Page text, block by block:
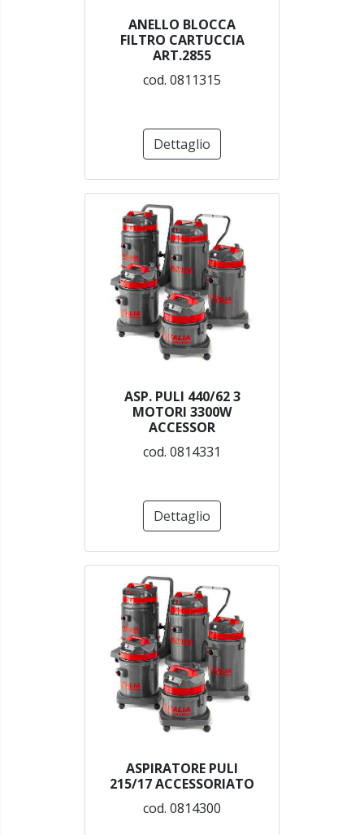
ANELLO BLOCCA
FILTRO CARTUCCIA
ART.2855
cod. 0811315
Dettaglio
ASP. PULI 440/62 3
MOTORI 3300W
ACCESSOR
cod. 0814331
Dettaglio
ASPIRATORE PULI
215/17 ACCESSORIATO
cod. 0814300